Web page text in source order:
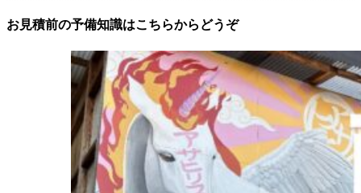
お見積前の予備知識はこちらからどうぞ